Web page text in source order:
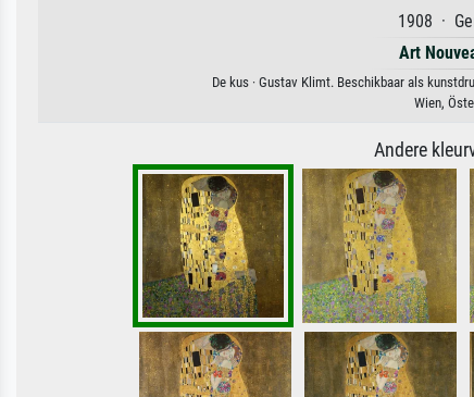
1908 ·
Art
De kus · Gustav Klimt. Beschikbaar als
Wien,
Andere